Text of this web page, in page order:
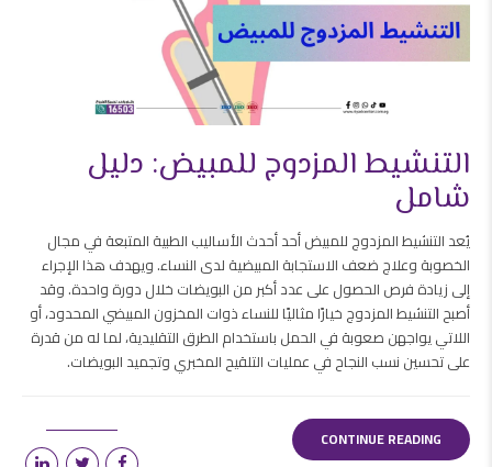
التنشيط المزدوج للمبيض: دليل
شامل
يُعد التنشيط المزدوج للمبيض أحد أحدث الأساليب الطبية المتبعة في مجال
الخصوبة وعلاج ضعف الاستجابة المبيضية لدى النساء. ويهدف هذا الإجراء
إلى زيادة فرص الحصول على عدد أكبر من البويضات خلال دورة واحدة. وقد
أصبح التنشيط المزدوج خيارًا مثاليًا للنساء ذوات المخزون المبيضي المحدود، أو
اللاتي يواجهن صعوبة في الحمل باستخدام الطرق التقليدية، لما له من قدرة
على تحسين نسب النجاح في عمليات التلقيح المخبري وتجميد البويضات.
CONTINUE READING